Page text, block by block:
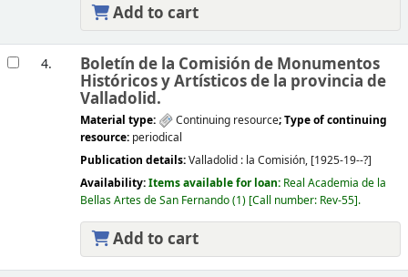
Add to cart
4. Boletín de la Comisión de Monumentos
Históricos y Artísticos de la provincia de
Valladolid.
Material type: Continuing resource; Type of continuing
resource: periodical
Publication details:Valladolid : la Comisión, [1925-19--?]
Availability:Items available for loan: Real Academia de la
Bellas Artes de San Fernando(1) Call number: Rev-55 .
Add to cart